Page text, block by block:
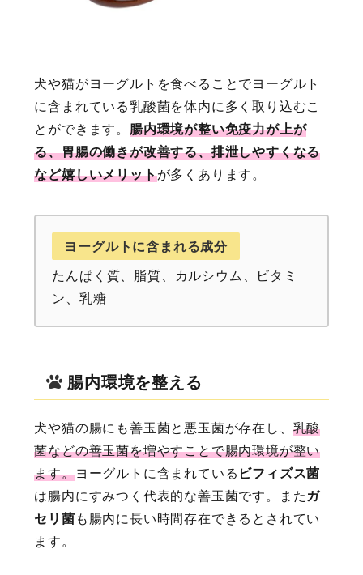
犬や猫がヨーグルトを食べることでヨーグルト
に含まれている乳酸菌を体内に多く取り込むこ
とができます。腸内環境が整い免疫力が上が
る、胃腸の働きが改善する、排泄しやすくなる
など嬉しいメリットが多くあります。
ヨーグルトに含まれる成分
たんぱく質、脂質、カルシウム、ビタミ
ン、乳糖
腸内環境を整える
犬や猫の腸にも善玉菌と悪玉菌が存在し、 乳酸
菌などの善玉菌を増やすことで腸内環境が整い
ます。ヨーグルトに含まれている ビフィズス菌
は腸内にすみつく代表的な善玉菌です。またガ
セリ菌 も腸内に長い時間存在できるとされてい
ます。